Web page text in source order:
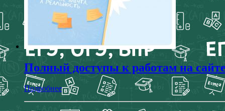
Полный доступы к работам на
Подробнее